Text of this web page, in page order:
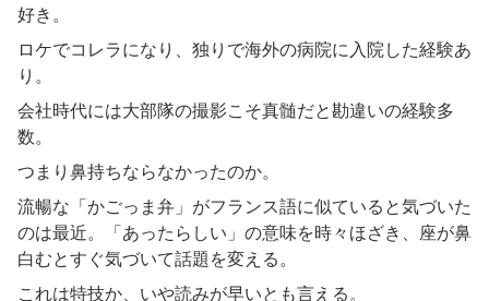
好き。
ロケでコレラになり、独りで海外の病院に入院した経験あ
り。
会社時代には大部隊の撮影こそ真髄だと勘違いの経験多
数。
つまり鼻持ちならなかったのか。
流暢な「かごっま弁」がフランス語に似ていると気づいた
のは最近。「あったらしい」の意味を時々ほざき、座が鼻
白むとすぐ気づいて話題を変える。
これは特技か、いや読みが早いとも言える。